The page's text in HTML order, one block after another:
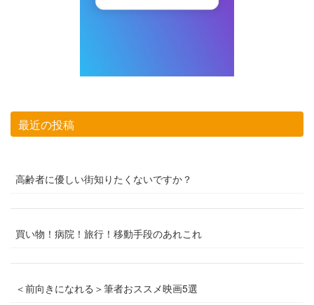
最近の投稿
高齢者に優しい街知りたくないですか？
買い物！病院！旅行！移動手段のあれこれ
＜前向きになれる＞筆者おススメ映画5選